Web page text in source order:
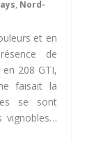
, Nord-
et en
de
208 GTI,
faisait la
se sont
vignobles…